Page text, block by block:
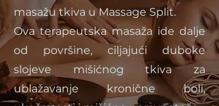
masažu tkiva u Massage Split.
Ova terapeutska masaža ide dalje
od površine, ciljajući duboke
slojeve mišićnog tkiva za
ublažavanje kronične boli,